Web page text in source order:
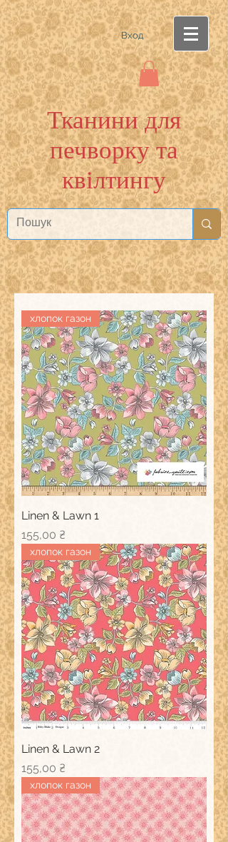
Вход
Тканини для
печворку та
квілтингу
хлопок газон
Linen & Lawn 1
Ціна
155,00 ₴
хлопок газон
Linen & Lawn 2
Ціна
155,00 ₴
хлопок газон